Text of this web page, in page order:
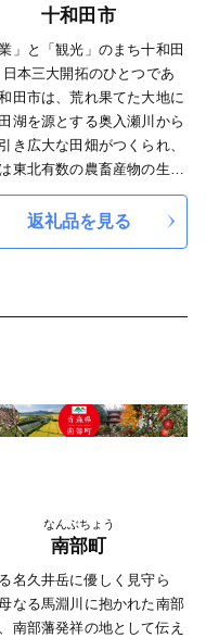
安心」をお届けできるよう努
十和田市
業」と「観光」のまち十和田
本三大開拓のひとつであ
田市は、荒れ果てた大地に
湖を源とする奥入瀬川から
き広大な田畑がつくられ、
東北有数の農畜産物の生産
す。生産量日本一のにんに
ほか、米、牛肉、豚肉やその
街地は十和田市現代美術館
とした「アートのまち」が
返礼品を見る
なんぶちょう
南部町
名久井岳に優しく見守ら
なる馬淵川に抱かれた南部
南部藩発祥の地として伝え